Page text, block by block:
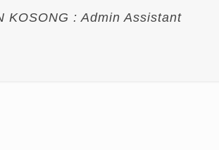
KOSONG : Admin Assistant